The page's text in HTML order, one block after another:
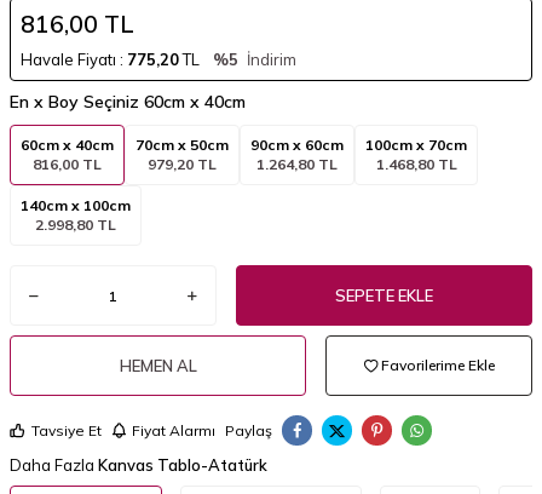
816,00 TL
Havale Fiyatı : 775,20TL %5 İndirim
En x Boy Seçiniz 60cm x 40cm
60cm x 40cm
816,00 TL
70cm x 50cm
979,20 TL
90cm x 60cm
1.264,80 TL
100cm x 70cm
1.468,80 TL
140cm x 100cm
2.998,80 TL
SEPETE EKLE
HEMEN AL Favorilerime Ekle
Tavsiye Et Fiyat Alarmı Paylaş
Daha Fazla Kanvas Tablo-Atatürk